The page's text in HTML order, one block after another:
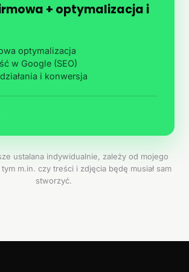
+ optymalizacja i
optymalizacja
w Google (SEO)
i konwersja
ustalana indywidualnie, zależy od mojego
tym m.in. czy treści i zdjęcia będę musiał sam
stworzyć.